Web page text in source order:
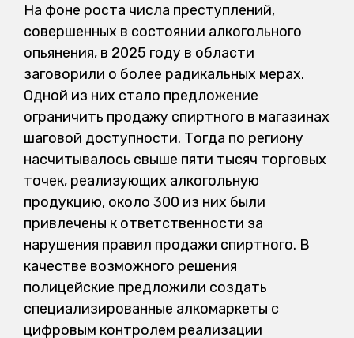
На фоне роста числа преступлений,
совершенных в состоянии алкогольного
опьянения, в 2025 году в области
заговорили о более радикальных мерах.
Одной из них стало предложение
ограничить продажу спиртного в магазинах
шаговой доступности. Тогда по региону
насчитывалось свыше пяти тысяч торговых
точек, реализующих алкогольную
продукцию, около 300 из них были
привлечены к ответственности за
нарушения правил продажи спиртного. В
качестве возможного решения
полицейские предложили создать
специализированные алкомаркеты с
цифровым контролем реализации